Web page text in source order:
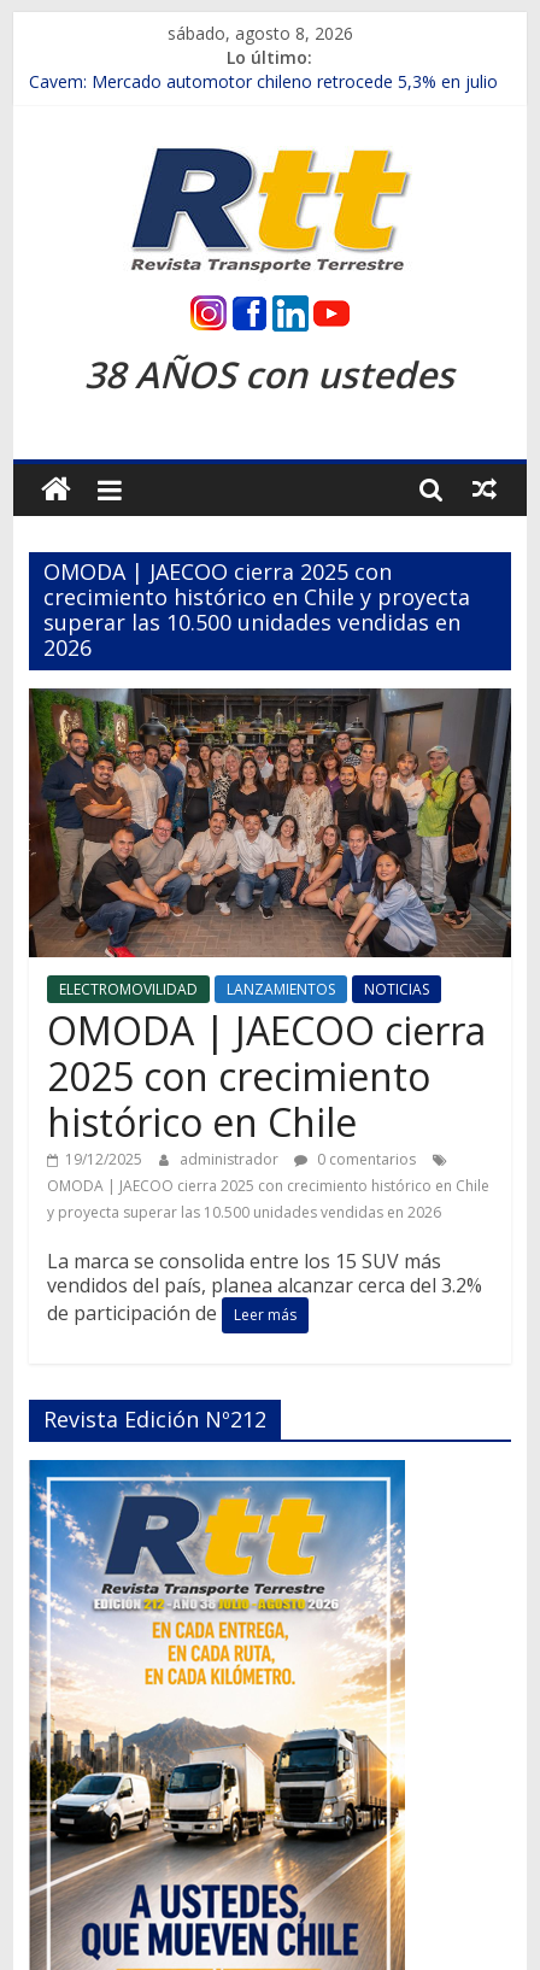
contenido
sábado, agosto 8, 2026
Lo último:
Chile es el primer mercado internacional en lanzar la nueva
Salfa suma vehículos electrificados de Chevrolet en el Biobío
Samex amplía su red con nuevas sucursales en Rancagua y
SINOTRUK Pick-ups presentó la recién estrenada Bolden en
la Expo Compras Públicas 2026
Revista
Transporte
Terrestre
Autos,
camiones,
motos,
información
del
mundo
del
transporte
38 AÑOS con ustedes
OMODA | JAECOO cierra 2025 con
crecimiento histórico en Chile y proyecta
superar las 10.500 unidades vendidas en
2026
ELECTROMOVILIDAD LANZAMIENTOS NOTICIAS
OMODA | JAECOO cierra
2025 con crecimiento
histórico en Chile
19/12/2025 administrador
0 comentarios
OMODA | JAECOO cierra 2025 con crecimiento histórico en Chile
y proyecta superar las 10.500 unidades vendidas en 2026
La marca se consolida entre los 15 SUV más
vendidos del país, planea alcanzar cerca del 3.2%
de participación de
Leer más
Revista Edición Nº212